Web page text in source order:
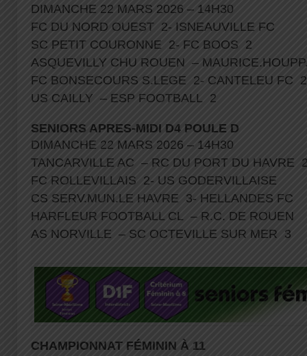
DIMANCHE 22 MARS 2026 – 14H30
FC DU NORD OUEST 2- ISNEAUVILLE FC
SC PETIT COURONNE 2- FC BOOS 2
ASQUEVILLY CHU ROUEN –
FC BONSECOURS S.LEGE 2- CANTELEU FC
US CAILLY – ESP FOOTBALL 2
SENIORS APRES-MIDI D4 POULE D
DIMANCHE 22 MARS 2026 – 14H30
TANCARVILLE AC – RC DU PORT DU HAVRE
FC ROLLEVILLAIS 2- US GODERVILLAISE
CS SERV.MUN.LE HAVRE 3- HELLANDES FC
HARFLEUR FOOTBALL CL – R.C. DE ROUEN
AS NORVILLE – SC OCTEVILLE SUR MER 3
CHAMPIONNAT FÉMININ À 11